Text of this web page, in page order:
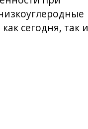
сегодня, так и